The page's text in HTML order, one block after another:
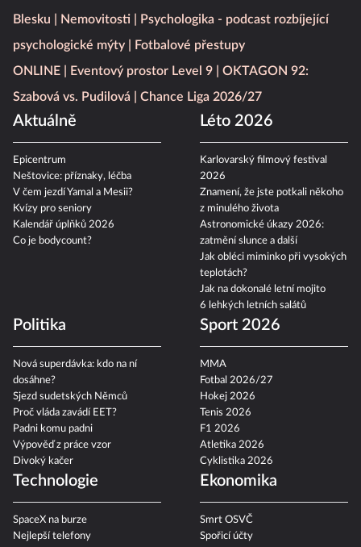
Blesku
Nemovitosti
Psychologika - podcast rozbíjející
psychologické mýty
Fotbalové přestupy
ONLINE
Eventový prostor Level 9
OKTAGON 92:
Szabová vs. Pudilová
Chance Liga 2026/27
Aktuálně
Epicentrum
Neštovice: příznaky, léčba
V čem jezdí Yamal a Mesii?
Kvízy pro seniory
Kalendář úplňků 2026
Co je bodycount?
Léto 2026
Karlovarský filmový festival
2026
Znamení, že jste potkali někoho
z minulého života
Astronomické úkazy 2026:
zatmění slunce a další
Jak obléci miminko při vysokých
teplotách?
Jak na dokonalé letní mojito
6 lehkých letních salátů
Politika
Nová superdávka: kdo na ní
dosáhne?
Sjezd sudetských Němců
Proč vláda zavádí EET?
Padni komu padni
Výpověď z práce vzor
Divoký kačer
Sport 2026
MMA
Fotbal 2026/27
Hokej 2026
Tenis 2026
F1 2026
Atletika 2026
Cyklistika 2026
Technologie
SpaceX na burze
Nejlepší telefony
Ekonomika
Smrt OSVČ
Spořicí účty